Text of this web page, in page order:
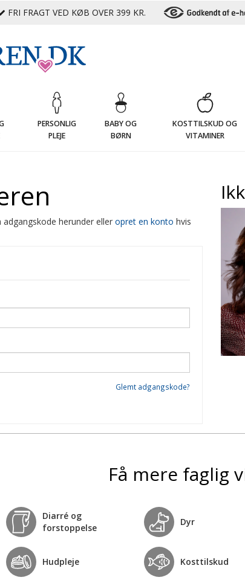
FRI FRAGT VED KØB OVER 399 KR.
PERSONLIG
PLEJE
BABY OG
BØRN
KOSTTILSKUD OG
VITAMINER
herunder eller opret en konto hvis
Glemt adgangskode?
Få mere faglig
Diarré og
forstoppelse
Dyr
Hudpleje Kosttilskud